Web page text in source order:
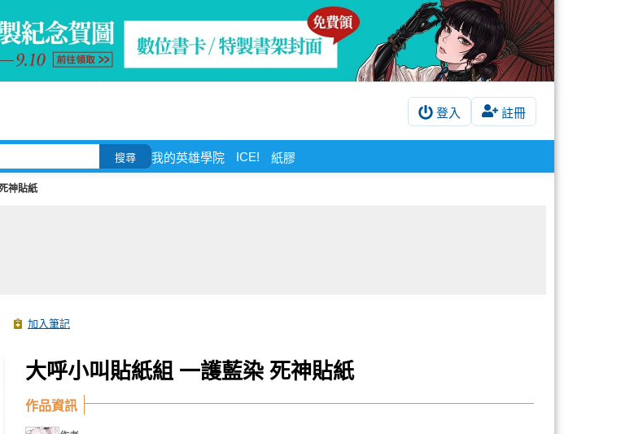
登入 註冊
搜尋 我的英雄學院 ICE! 紙膠
神貼紙
加入筆記
大呼小叫貼紙組 一護藍染 死神貼紙
作品資訊